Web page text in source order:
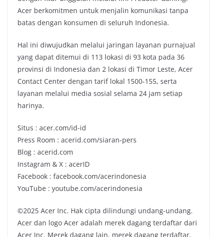
Acer berkomitmen untuk menjalin komunikasi tanpa
batas dengan konsumen di seluruh Indonesia.
Hal ini diwujudkan melalui jaringan layanan purnajual
yang dapat ditemui di 113 lokasi di 93 kota pada 36
provinsi di Indonesia dan 2 lokasi di Timor Leste, Acer
Contact Center dengan tarif lokal 1500-155, serta
layanan melalui media sosial selama 24 jam setiap
harinya.
Situs : acer.com/id-id
Press Room : acerid.com/siaran-pers
Blog : acerid.com
Instagram & X : acerID
Facebook : facebook.com/acerindonesia
YouTube : youtube.com/acerindonesia
©2025 Acer Inc. Hak cipta dilindungi undang-undang.
Acer dan logo Acer adalah merek dagang terdaftar dari
Acer Inc. Merek dagang lain, merek dagang terdaftar,